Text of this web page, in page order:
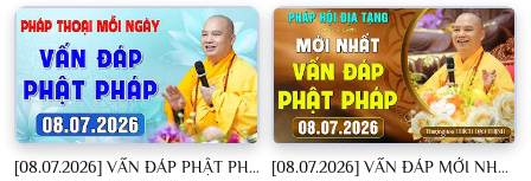
[08.07.2026] VẤN ĐÁP PHẬT PHÁP - Nghe Thầy giảng Pháp mỗi ngày CÔNG ĐỨC VÔ LƯỢNG│TT. Thích Đạo Thịnh [08.07.2026] VẤN ĐÁP MỚI NHẤT - Pháp Hội Địa Tạng Chùa Khai Nguyên | TT. Thích Đạo Thịnh